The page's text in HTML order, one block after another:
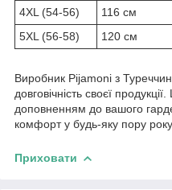
4XL (54-56)
116 см
5XL (56-58)
120 см
Виробник Pijamoni з
довговічність своєї
доповненням до вашого
комфорт у будь-яку пору року.
Приховати